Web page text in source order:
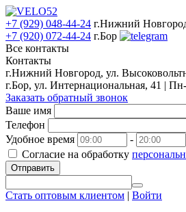
+7 (929) 048-44-24 г.Нижний
+7 (920) 072-44-24 г.Бор
Все контакты
Контакты
г.Нижний Новгород, ул.
г.Бор, ул. Интернациональная, 41 |
Заказать обратный звонок
Ваше имя
Телефон
Удобное время
-
Согласие на обработку
Отправить
Стать оптовым клиентом | Войти